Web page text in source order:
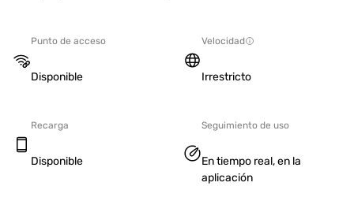
Punto de acceso
Disponible
Velocidad
Irrestricto
Recarga
Disponible
Seguimiento de uso
En tiempo real, en la
aplicación